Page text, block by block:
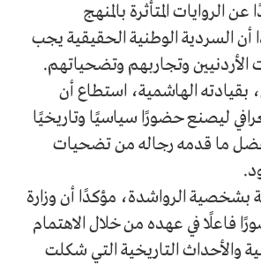
الروايات المتأثرة بالمنهج
أن السردية الوطنية الحقيقية يجب
الأردنيين وتجاربهم وتضحياتهم.
بقيادته الهاشمية، استطاع أن
ليصنع حضورًا سياسيًا وتاريخيًا
بفضل ما قدمه رجاله من تضحيات
بشخصية الرواشدة، مؤكدًا أن وزارة
فاعلًا في عهده من خلال الاهتمام
والأحداث التاريخية التي شكلت